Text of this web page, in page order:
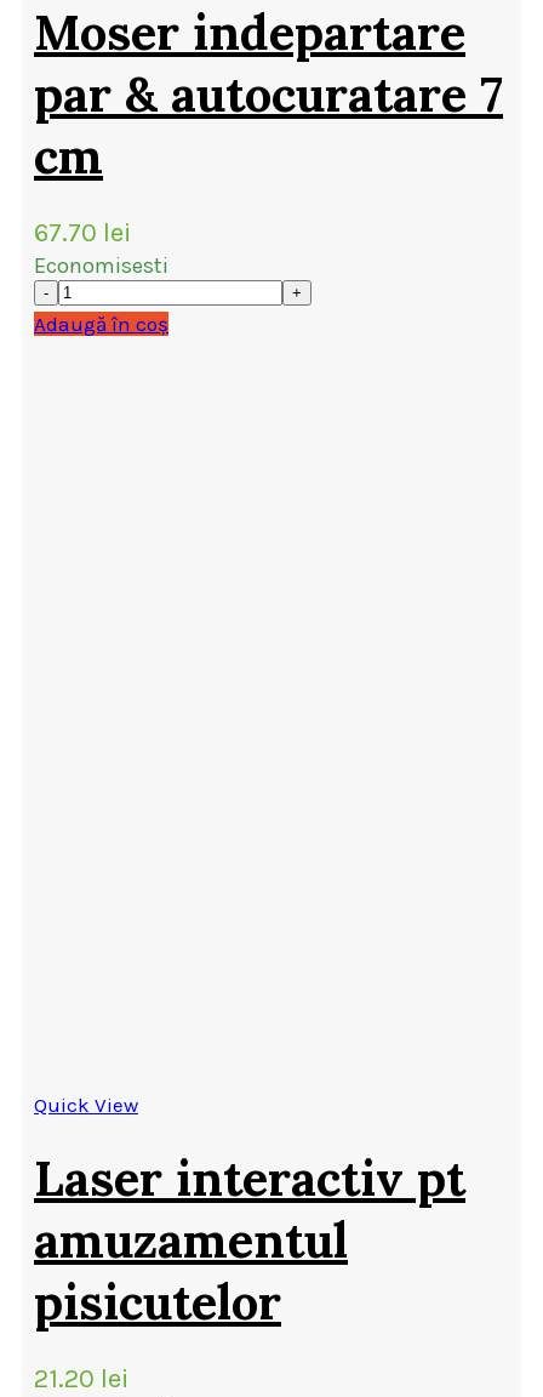
Moser indepartare
par & autocuratare 7
cm
67.70 lei
Economisesti
Adaugă în coș
Quick View
Laser interactiv pt
amuzamentul
pisicutelor
21.20 lei